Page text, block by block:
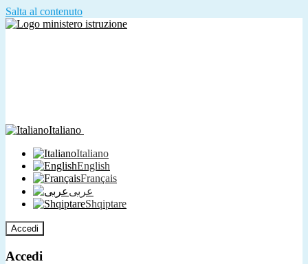
Salta al contenuto
Italiano
Italiano
English
Français
عربى
Shqiptare
Accedi
Accedi